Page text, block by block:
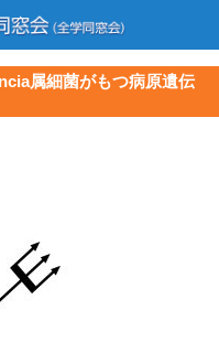
属細菌がもつ病原遺伝